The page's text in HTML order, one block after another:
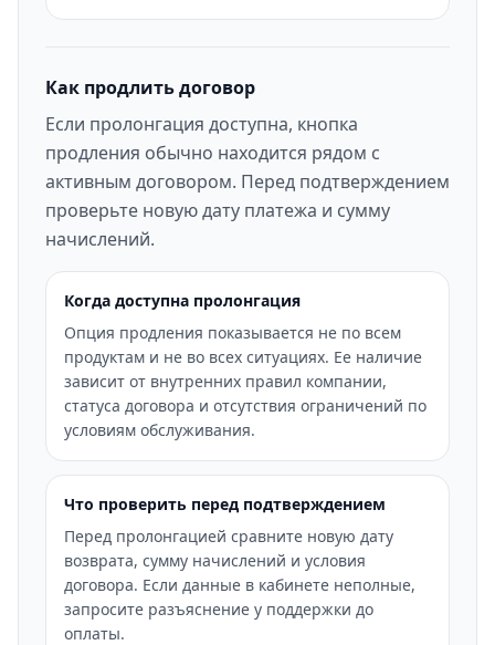
Как продлить договор
Если пролонгация доступна, кнопка
продления обычно находится рядом с
активным договором. Перед подтверждением
проверьте новую дату платежа и сумму
начислений.
Когда доступна пролонгация
Опция продления показывается не по всем
продуктам и не во всех ситуациях. Ее наличие
зависит от внутренних правил компании,
статуса договора и отсутствия ограничений по
условиям обслуживания.
Что проверить перед подтверждением
Перед пролонгацией сравните новую дату
возврата, сумму начислений и условия
договора. Если данные в кабинете неполные,
запросите разъяснение у поддержки до
оплаты.